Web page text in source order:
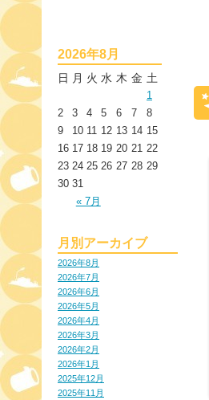
2026年8月
日 月 火 水 木 金 土
1
2
3 4 5 6 7
8
9
10 11 12 13 14 15
16 17 18 19 20 21 22
23 24 25 26 27 28 29
30 31
« 7月
月別アーカイブ
2026年8月
2026年7月
2026年6月
2026年5月
2026年4月
2026年3月
2026年2月
2026年1月
2025年12月
2025年11月